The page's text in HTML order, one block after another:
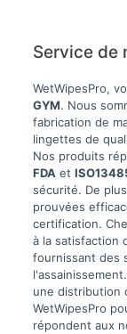
Service de
WetWipesPro,
GYM. Nous
fabrication de
lingettes de
Nos produits
FDA et
sécurité. De
prouvées
certification.
à la satisfaction
fournissant des
une distribution
WetWipesPro
répondent aux